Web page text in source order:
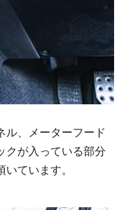
ル、メーターフード
クが入っている部分
ています。